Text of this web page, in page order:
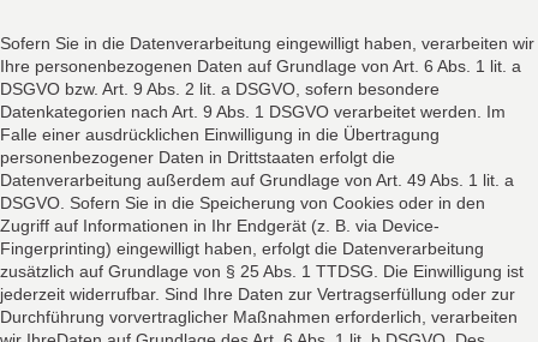
Sofern Sie in die Datenverarbeitung eingewilligt haben, verarbeiten wir
Ihre personenbezogenen Daten auf Grundlage von Art. 6 Abs. 1 lit. a
DSGVO bzw. Art. 9 Abs. 2 lit. a DSGVO, sofern besondere
Datenkategorien nach Art. 9 Abs. 1 DSGVO verarbeitet werden. Im
Falle einer ausdrücklichen Einwilligung in die Übertragung
personenbezogener Daten in Drittstaaten erfolgt die
Datenverarbeitung außerdem auf Grundlage von Art. 49 Abs. 1 lit. a
DSGVO. Sofern Sie in die Speicherung von Cookies oder in den
Zugriff auf Informationen in Ihr Endgerät (z. B. via Device-
Fingerprinting) eingewilligt haben, erfolgt die Datenverarbeitung
zusätzlich auf Grundlage von § 25 Abs. 1 TTDSG. Die Einwilligung ist
jederzeit widerrufbar. Sind Ihre Daten zur Vertragserfüllung oder zur
Durchführung vorvertraglicher Maßnahmen erforderlich, verarbeiten